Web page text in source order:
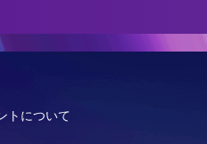
トについて